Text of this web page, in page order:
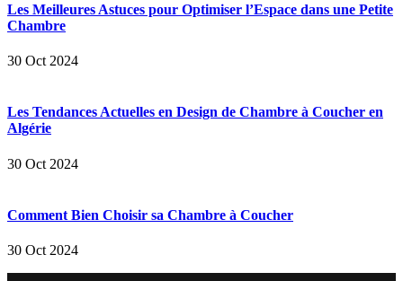
Les Meilleures Astuces pour Optimiser l’Espace dans une Petite
Chambre
30 Oct 2024
Les Tendances Actuelles en Design de Chambre à Coucher en
Algérie
30 Oct 2024
Comment Bien Choisir sa Chambre à Coucher
30 Oct 2024